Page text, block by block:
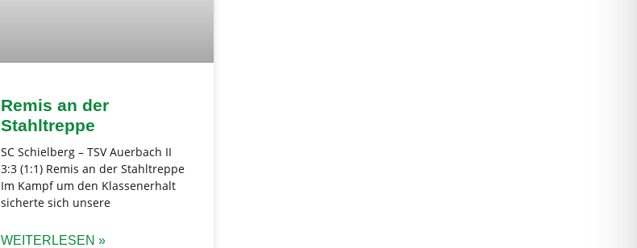
Remis an der
Stahltreppe
SC Schielberg – TSV Auerbach II
3:3 (1:1) Remis an der Stahltreppe
Im Kampf um den Klassenerhalt
sicherte sich unsere
WEITERLESEN »